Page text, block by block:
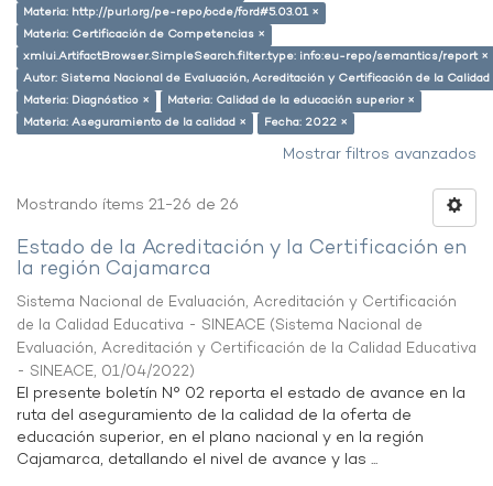
Materia: http://purl.org/pe-repo/ocde/ford#5.03.01 ×
Materia: Certificación de Competencias ×
xmlui.ArtifactBrowser.SimpleSearch.filter.type: info:eu-repo/semantics/report ×
Autor: Sistema Nacional de Evaluación, Acreditación y Certificación de la
Materia: Diagnóstico ×
Materia: Calidad de la educación superior ×
Materia: Aseguramiento de la calidad ×
Fecha: 2022 ×
Mostrar filtros avanzados
Mostrando ítems 21-26 de 26
Estado de la Acreditación y la Certificación en
la región Cajamarca
Sistema Nacional de Evaluación, Acreditación y Certificación
de la Calidad Educativa - SINEACE (Sistema Nacional de
Evaluación, Acreditación y Certificación de la Calidad Educativa
- SINEACE, 01/04/2022)
El presente boletín N° 02 reporta el estado de avance en la
ruta del aseguramiento de la calidad de la oferta de
educación superior, en el plano nacional y en la región
Cajamarca, detallando el nivel de avance y las ...